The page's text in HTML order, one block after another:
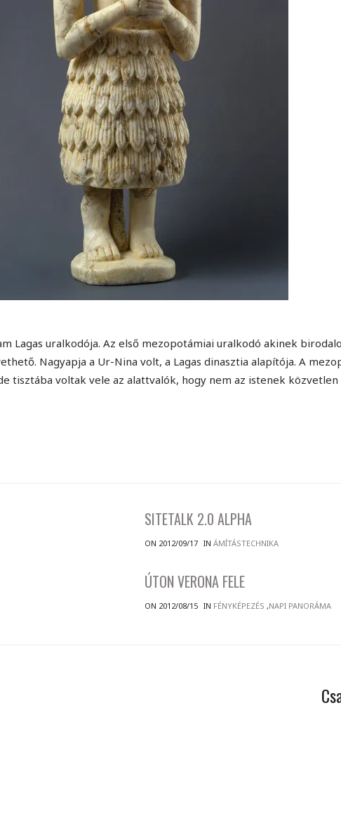
Lagas uralkodója. Az első mezopotámiai uralkodó akinek
Nagyapja a Ur-Nina volt, a Lagas dinasztia alapítója. A
tisztába voltak vele az alattvalók, hogy nem az istenek közvetlen
SITETALK 2.0 ALPHA
ON 2012/09/17 INÁMÍTÁSTECHNIKA
ÚTON VERONA FELE
ON 2012/08/15 IN FÉNYKÉPEZÉS ,NAPI PANORÁMA